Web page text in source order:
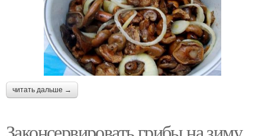
читать дальше →